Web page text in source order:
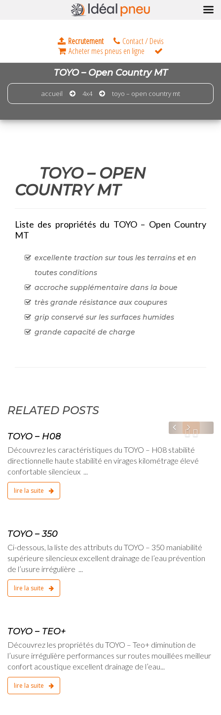
TOYO – Open Country MT
accueil 4x4 toyo – open country mt
TOYO – OPEN
COUNTRY MT
Liste des propriétés du TOYO – Open Country
MT
excellente traction sur tous les terrains et en
toutes conditions
accroche supplémentaire dans la boue
très grande résistance aux coupures
grip conservé sur les surfaces humides
grande capacité de charge
RELATED POSTS
TOYO – H08
Découvrez les caractéristiques du TOYO – H08 stabilité
directionnelle haute stabilité en virages kilométrage élevé
confortable silencieux ...
lire la suite
TOYO – 350
Ci-dessous, la liste des attributs du TOYO – 350 maniabilité
supérieure silencieux excellent drainage de l’eau prévention
de l’usure irrégulière ...
lire la suite
TOYO – TEO+
Découvrez les propriétés du TOYO – Teo+ diminution de
l’usure irrégulière performances sur routes mouillées meilleur
confort acoustique excellent drainage de l’eau...
lire la suite